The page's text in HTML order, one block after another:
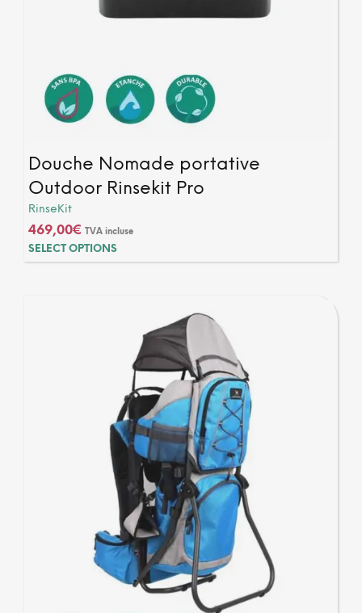
Douche Nomade portative
Outdoor Rinsekit Pro
RinseKit
469,00€ TVA incluse
SELECT OPTIONS